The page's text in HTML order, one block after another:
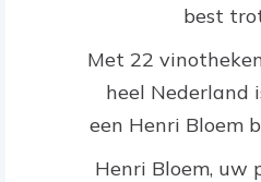
best
Met 22
heel Nederland
een Henri Bloem
Henri Bloem, uw